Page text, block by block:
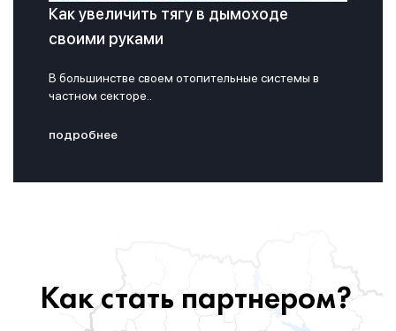
Как увеличить тягу в дымоходе
своими руками
В большинстве своем отопительные системы в
частном секторе..
подробнее
Как стать партнером?